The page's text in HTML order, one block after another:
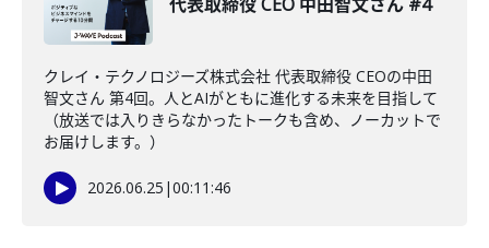
クレイ・テクノロジーズ株式会社 代表取締役 CEOの中田
智文さん 第4回。人とAIがともに進化する未来を目指して
（放送では入りきらなかったトークも含め、ノーカットで
お届けします。）
2026.06.25 |00:11:46